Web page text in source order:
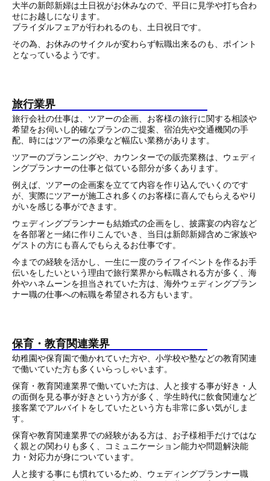
大半の新郎新婦は土日祝がお休みなので、平日に見学や打ち合わ
せにお越しになります。
ブライダルフェアが行われるのも、土日祝日です。
その為、お休みのサイクルが変わらず転職出来るのも、ポイント
となっているようです。
旅行業界
旅行会社の仕事は、ツアーの企画、お客様の旅行に関する相談や
希望をお伺いし的確なプランのご提案、宿泊先や交通機関の手
配、時にはツアーの添乗など幅広い業務があります。
ツアーのプランニングや、カウンターでの販売業務は、ウェディ
ングプランナーの仕事と似ている部分が多くあります。
例えば、ツアーの企画案を立てて内容を作り込んでいくのです
が、実際にツアーが施工され多くのお客様に喜んでもらえるやり
がいを感じる事ができます。
ウェディングプランナーも結婚式の企画をし、披露宴の内容など
を各部署と一緒に作りこんでいき、当日は新郎新婦含めご家族や
ゲストの方にも喜んでもらえるお仕事です。
今までの経験を活かし、一生に一度のライフイベントを作るお手
伝いをしたいという理由で旅行業界から転職される方が多く、海
外やハネムーンを担当されていた方は、海外ウェディングプラン
ナー職の仕事への転職を希望される方もいます。
保育・教育関連業界
幼稚園や保育園で働かれていた方や、小学校や塾などの教育関連
で働いていた方も多くいらっしゃいます。
保育・教育関連業界で働いていた方は、人と接する事が好き・人
の面倒を見る事が好きという方が多く、学生時代に飲食関連など
接客業でアルバイトをしていたという方も非常に多い気がしま
す。
保育や教育関連業界での経験がある方は、お子様相手だけではな
く親との関わりも多く、コミュニケーション能力や問題解決能
力・対応力が身についています。
人と接する事にも慣れているため、ウェディングプランナー職